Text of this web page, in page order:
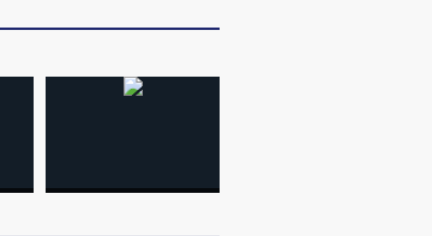
北宜昌局部短时降雨
哈尔滨遭遇短时极端强降
特别呈现】寻找100种
CFO：不靠规模取胜，华